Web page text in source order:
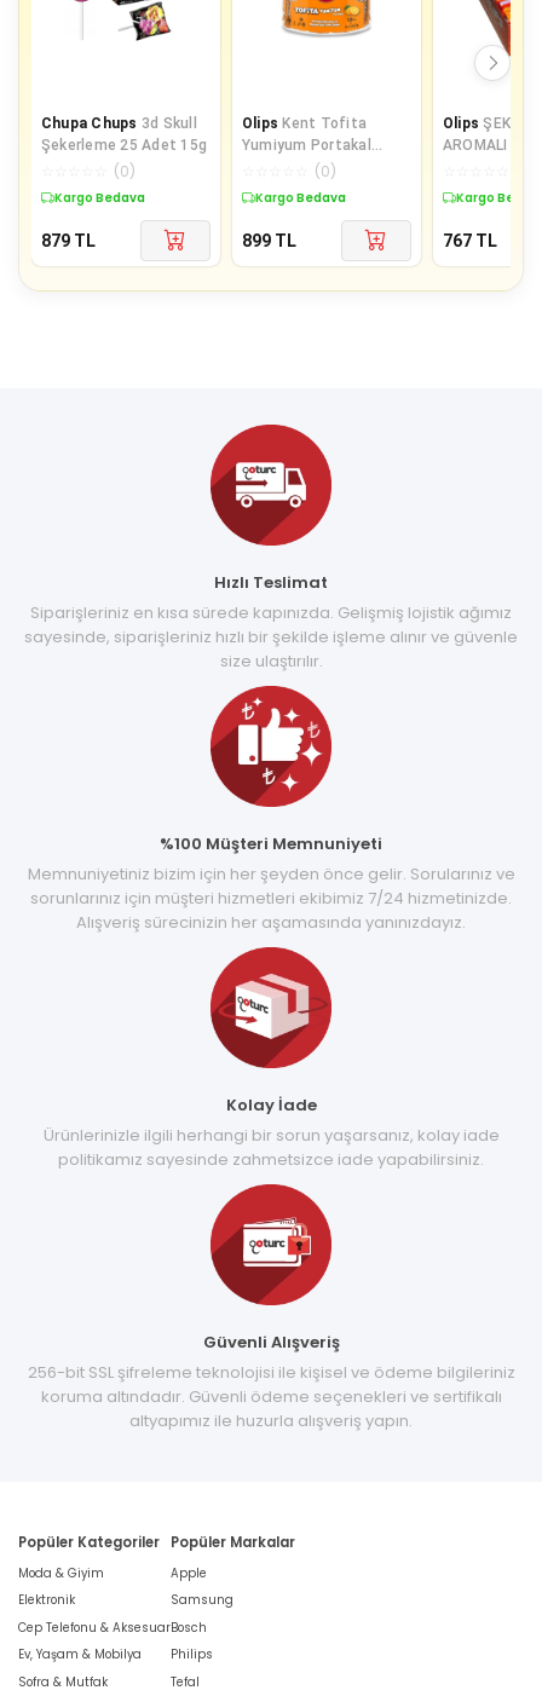
Chupa Chups 3d Skull
Şekerleme 25 Adet 15g
(0)
Kargo Bedava
879 TL
Olips Kent Tofita
Yumiyum Portakal
120'li Kutu(0)
Kargo Bedava
899 TL
Olips ŞEKER
AROMALI
Kargo
767 TL
Hızlı Teslimat
Siparişleriniz en kısa sürede kapınızda. Gelişmiş lojistik ağımız
sayesinde, siparişleriniz hızlı bir şekilde işleme alınır ve güvenle
size ulaştırılır.
%100 Müşteri Memnuniyeti
Memnuniyetiniz bizim için her şeyden önce gelir. Sorularınız ve
sorunlarınız için müşteri hizmetleri ekibimiz 7/24 hizmetinizde.
Alışveriş sürecinizin her aşamasında yanınızdayız.
Kolay İade
Ürünlerinizle ilgili herhangi bir sorun yaşarsanız, kolay iade
politikamız sayesinde zahmetsizce iade yapabilirsiniz.
Güvenli Alışveriş
256-bit SSL şifreleme teknolojisi ile kişisel ve ödeme bilgileriniz
koruma altındadır. Güvenli ödeme seçenekleri ve sertifikalı
altyapımız ile huzurla alışveriş yapın.
Popüler Kategoriler
Moda & Giyim
Elektronik
Cep Telefonu & Aksesuar
Ev, Yaşam & Mobilya
Sofra & Mutfak
Popüler Markalar
Apple
Samsung
Bosch
Philips
Tefal